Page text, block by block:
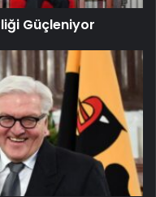
Güçleniyor